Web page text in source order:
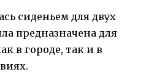
сиденьем для двух
предназначена для
в городе, так и в